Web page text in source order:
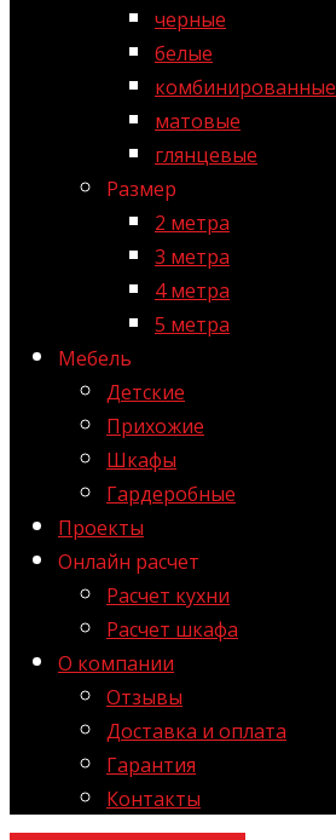
черные
белые
комбинированные
матовые
глянцевые
Размер
2 метра
3 метра
4 метра
5 метра
Мебель
Детские
Прихожие
Шкафы
Гардеробные
Проекты
Онлайн расчет
Расчет кухни
Расчет шкафа
О компании
Отзывы
Доставка и оплата
Гарантия
Контакты